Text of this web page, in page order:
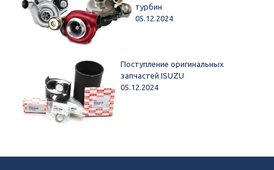
турбин
05.12.2024
Поступление оригинальных
запчастей ISUZU
05.12.2024